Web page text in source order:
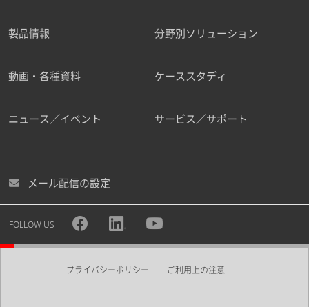
製品情報 分野別ソリューション
動画・各種資料 ケーススタディ
ニュース／イベント サービス／サポート
メール配信の設定
FOLLOW US
プライバシーポリシー ご利用上の注意